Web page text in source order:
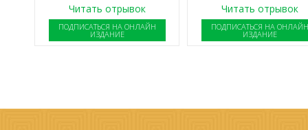
Читать отрывок
ПОДПИСАТЬСЯ НА ОНЛАЙН
ИЗДАНИЕ
Читать отрывок
ПОДПИСАТЬСЯ НА
ИЗДАНИЕ